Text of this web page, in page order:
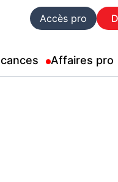
Accès pro
Affaires pro